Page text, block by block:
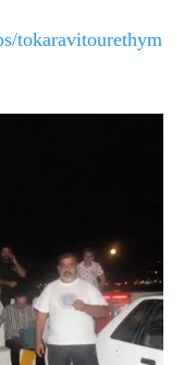
tokaravitourethym